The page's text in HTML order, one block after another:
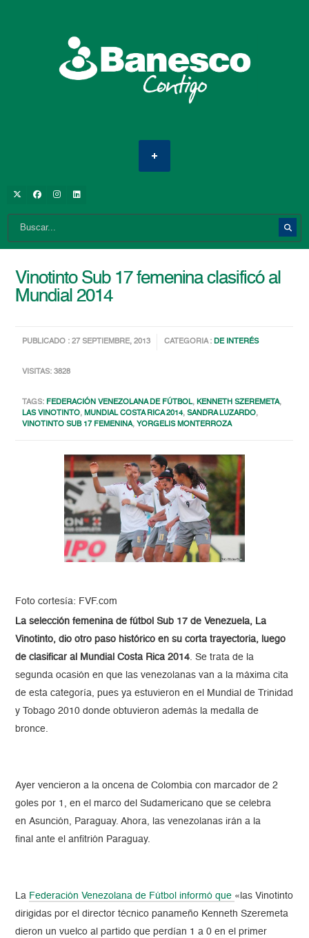
Vinotinto Sub 17 femenina clasificó al
Mundial 2014
PUBLICADO : 27 SEPTIEMBRE, 2013 CATEGORIA :DE INTERÉS
VISITAS: 3828
TAGS: FEDERACIÓN VENEZOLANA DE FÚTBOL,KENNETH SZEREMETA,
LAS VINOTINTO,MUNDIAL COSTA RICA 2014,SANDRA LUZARDO,
VINOTINTO SUB 17 FEMENINA, YORGELIS MONTERROZA
Foto cortesía: FVF.com
La selección femenina de fútbol Sub 17 de Venezuela, La
Vinotinto, dio otro paso histórico en su corta trayectoria, luego
de clasificar al Mundial Costa Rica 2014. Se trata de la
segunda ocasión en que las venezolanas van a la máxima cita
de esta categoría, pues ya estuvieron en el Mundial de Trinidad
y Tobago 2010 donde obtuvieron además la medalla de
bronce.
Ayer vencieron a la oncena de Colombia con marcador de 2
goles por 1, en el marco del Sudamericano que se celebra
en Asunción, Paraguay. Ahora, las venezolanas irán a la
final ante el anfitrión Paraguay.
La Federación Venezolana de Fútbol informó que «las Vinotinto
dirigidas por el director técnico panameño Kenneth Szeremeta
dieron un vuelco al partido que perdían 1 a 0 en el primer